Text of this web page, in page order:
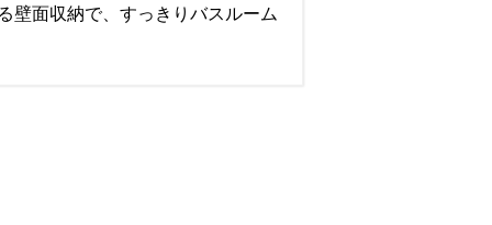
壁面収納で、すっきりバスルーム